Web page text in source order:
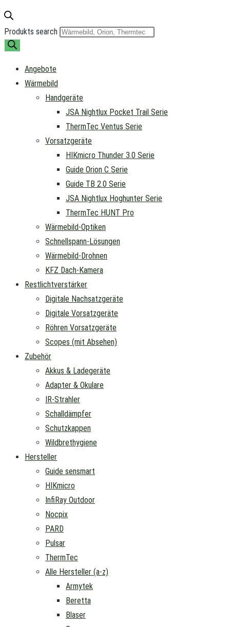
Produkts search
Angebote
Wärmebild
Handgeräte
JSA Nightlux Pocket Trail Serie
ThermTec Ventus Serie
Vorsatzgeräte
HIKmicro Thunder 3.0 Serie
Guide Orion C Serie
Guide TB 2.0 Serie
JSA Nightlux Hoghunter Serie
ThermTec HUNT Pro
Wärmebild-Optiken
Schnellspann-Lösungen
Wärmebild-Drohnen
KFZ Dach-Kamera
Restlichtverstärker
Digitale Nachsatzgeräte
Digitale Vorsatzgeräte
Röhren Vorsatzgeräte
Scopes (mit Absehen)
Zubehör
Akkus & Ladegeräte
Adapter & Okulare
IR-Strahler
Schalldämpfer
Schutzkappen
Wildbrethygiene
Hersteller
Guide sensmart
HIKmicro
InfiRay Outdoor
Nocpix
PARD
Pulsar
ThermTec
Alle Hersteller (a-z)
Armytek
Beretta
Blaser